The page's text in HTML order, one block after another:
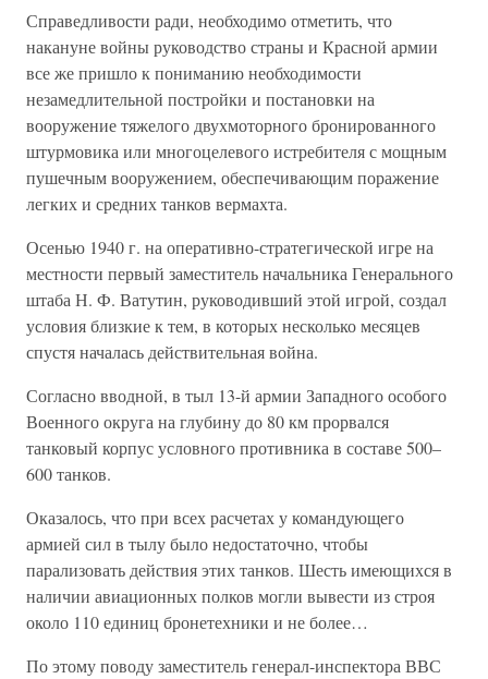
Справедливости ради, необходимо отметить, что
накануне войны руководство страны и Красной армии
все же пришло к пониманию необходимости
незамедлительной постройки и постановки на
вооружение тяжелого двухмоторного бронированного
штурмовика или многоцелевого истребителя с мощным
пушечным вооружением, обеспечивающим поражение
легких и средних танков вермахта.
Осенью 1940 г. на оперативно-стратегической игре на
местности первый заместитель начальника Генерального
штаба Н. Ф. Ватутин, руководивший этой игрой, создал
условия близкие к тем, в которых несколько месяцев
спустя началась действительная война.
Согласно вводной, в тыл 13-й армии Западного особого
Военного округа на глубину до 80 км прорвался
танковый корпус условного противника в составе 500–
600 танков.
Оказалось, что при всех расчетах у командующего
армией сил в тылу было недостаточно, чтобы
парализовать действия этих танков. Шесть имеющихся в
наличии авиационных полков могли вывести из строя
около 110 единиц бронетехники и не более…
По этому поводу заместитель генерал-инспектора ВВС